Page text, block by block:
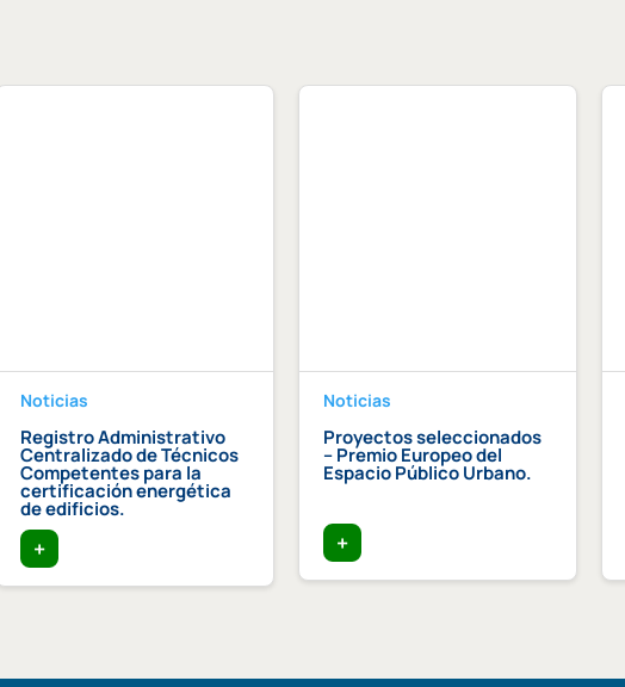
Noticias
Registro Administrativo
Centralizado de Técnicos
Competentes para la
certificación energética
de edificios.
+
Noticias
Proyectos seleccionados
– Premio Europeo del
Espacio Público Urbano.
+